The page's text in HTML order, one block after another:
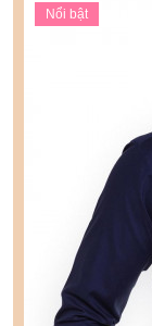
Nổi bật